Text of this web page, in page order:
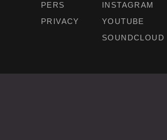
PERS
PRIVACY
INSTAGRAM
YOUTUBE
SOUNDCLOUD